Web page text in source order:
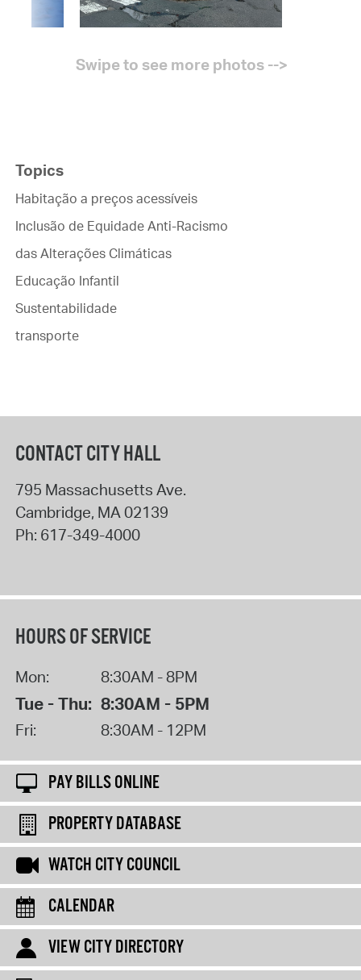
Topics
Habitação a preços acessíveis
Inclusão de Equidade Anti-Racismo
das Alterações Climáticas
Educação Infantil
Sustentabilidade
transporte
CONTACT CITY HALL
795 Massachusetts Ave.
Cambridge, MA 02139
Ph: 617-349-4000
HOURS OF SERVICE
Mon: 8:30AM - 8PM
Tue - Thu: 8:30AM - 5PM
Fri: 8:30AM - 12PM
PAY BILLS ONLINE
PROPERTY DATABASE
WATCH CITY COUNCIL
CALENDAR
VIEW CITY DIRECTORY